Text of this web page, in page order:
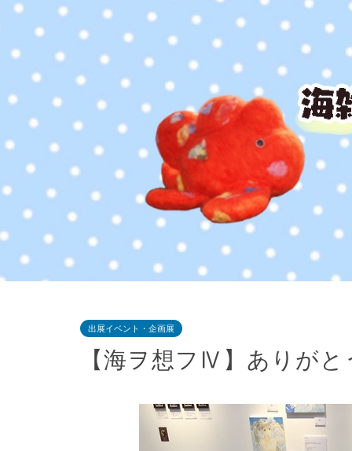
出展イベント・企画展
【海ヲ想フⅣ】ありが